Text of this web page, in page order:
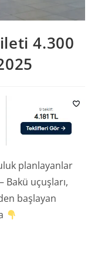
4.300
planlayanlar
Bakü uçuşları,
başlayan